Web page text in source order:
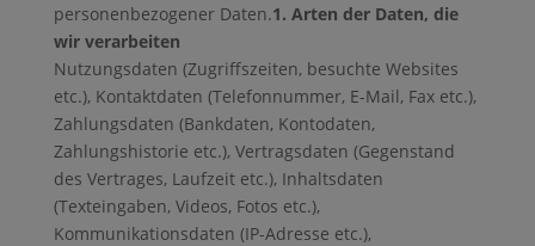
personenbezogener Daten.1. Arten der Daten, die
wir verarbeiten
Nutzungsdaten (Zugriffszeiten, besuchte Websites
etc.), Kontaktdaten (Telefonnummer, E-Mail, Fax etc.),
Zahlungsdaten (Bankdaten, Kontodaten,
Zahlungshistorie etc.), Vertragsdaten (Gegenstand
des Vertrages, Laufzeit etc.), Inhaltsdaten
(Texteingaben, Videos, Fotos etc.),
Kommunikationsdaten (IP-Adresse etc.),